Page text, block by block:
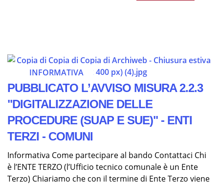
INFORMATIVA
PUBBLICATO L’AVVISO MISURA 2.2.3
"DIGITALIZZAZIONE DELLE
PROCEDURE (SUAP E SUE)" - ENTI
TERZI - COMUNI
Informativa Come partecipare al bando Contattaci Chi
è l’ENTE TERZO (l’Ufficio tecnico comunale è un Ente
Terzo) Chiariamo che con il termine di Ente Terzo viene